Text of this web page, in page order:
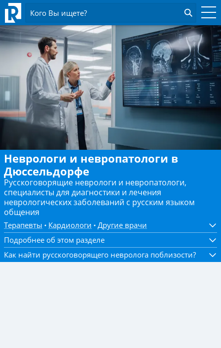
Кого Вы ищете?
Неврологи и невропатологи в
Дюссельдорфе
Русскоговорящие неврологи и невропатологи,
специалисты для диагностики и лечения
неврологических заболеваний с русским языком
общения
Терапевты Кардиологи
Другие врачи
Подробнее об этом разделе
Как найти русскоговорящего невролога поблизости?